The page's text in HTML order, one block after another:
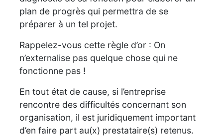
plan de progrès qui permettra de se
préparer à un tel projet.
Rappelez-vous cette règle d’or : On
n’externalise pas quelque chose qui ne
fonctionne pas !
En tout état de cause, si l’entreprise
rencontre des difficultés concernant son
organisation, il est juridiquement important
d’en faire part au(x) prestataire(s) retenus.